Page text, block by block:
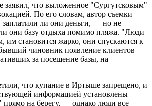
заявил, что выложенное "Сургутсковым"
По его словам, автор съемки
ли они деньги, — но не
они базу отдыха помимо пляжа. "Люди
им становится жарко, они спускаются к
чиновник появление клиентов
за посещение базы, на
что купание в Иртыше запрещено, и
информацией установлены
прямо на берегу, — однако люди все